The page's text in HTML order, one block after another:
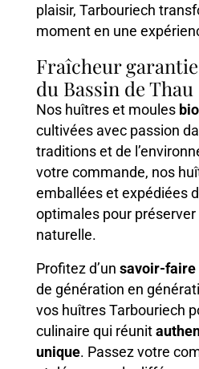
plaisir, Tarbouriech
moment en une
Fraîcheur
du Bassin de Thau
Nos huîtres et moules
cultivées avec passion
traditions et de
votre commande, nos
emballées et expédiées
optimales pour
naturelle.
Profitez d’un savoir-faire
de génération en
vos huîtres Tarbouriech
culinaire qui réunit
unique. Passez votre